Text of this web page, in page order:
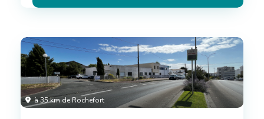
à 35 km de Rochefort